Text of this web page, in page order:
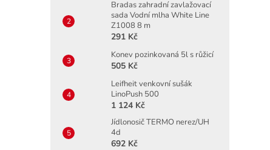
Bradas zahradní zavlažovací
sada Vodní mlha White Line
Z1008 8 m
291 Kč
Konev pozinkovaná 5l s růžicí
505 Kč
Leifheit venkovní sušák
LinoPush 500
1 124 Kč
Jídlonosič TERMO nerez/UH
4d
692 Kč